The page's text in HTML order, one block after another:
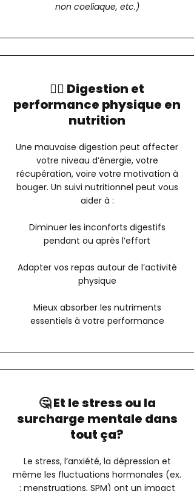
non coeliaque, etc.)
🏋️‍♂️ Digestion et
performance physique en
nutrition
Une mauvaise digestion peut affecter
votre niveau d’énergie, votre
récupération, voire votre motivation à
bouger. Un suivi nutritionnel peut vous
aider à :
Diminuer les inconforts digestifs
pendant ou après l’effort
Adapter vos repas autour de l’activité
physique
Mieux absorber les nutriments
essentiels à votre performance
🤔 Et le stress ou la
surcharge mentale dans
tout ça?
Le stress, l’anxiété, la dépression et
même les fluctuations hormonales (ex.
: menstruations, SPM) ont un impact